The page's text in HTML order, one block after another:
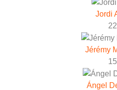
Jordi
22
Jérémy
15
Ángel